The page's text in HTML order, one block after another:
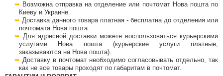
Возможна отправка на отделение или почтомат Нова пошта по
Киеву и Украине.
Доставка данного товара платная - бесплатна до отделения или
почтомата Нова пошта.
Для адресной доставки можете воспользоваться курьерскими
услугами Нова пошта (курьерские услуги платные,
заказываются на Нова пошта).
Доставку в почтомат необходимо согласовывать отдельно, так
как не все товары проходят по габаритам в почтомат.